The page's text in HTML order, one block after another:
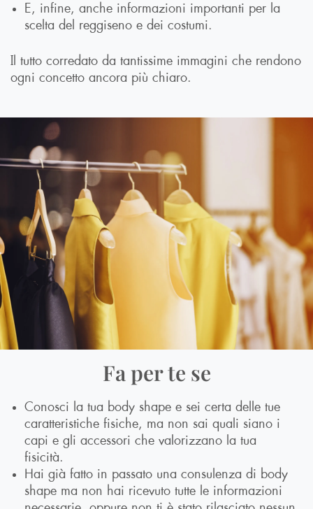
E, infine, anche informazioni importanti per la
scelta del reggiseno e dei costumi.
Il tutto corredato da tantissime immagini che rendono
ogni concetto ancora più chiaro.
Fa per te se
Conosci la tua body shape e sei certa delle tue
caratteristiche fisiche, ma non sai quali siano i
capi e gli accessori che valorizzano la tua
fisicità.
Hai già fatto in passato una consulenza di body
shape ma non hai ricevuto tutte le informazioni